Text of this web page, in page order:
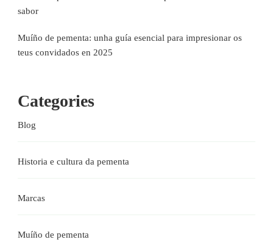
sabor
Muíño de pementa: unha guía esencial para impresionar os
teus convidados en 2025
Categories
Blog
Historia e cultura da pementa
Marcas
Muíño de pementa